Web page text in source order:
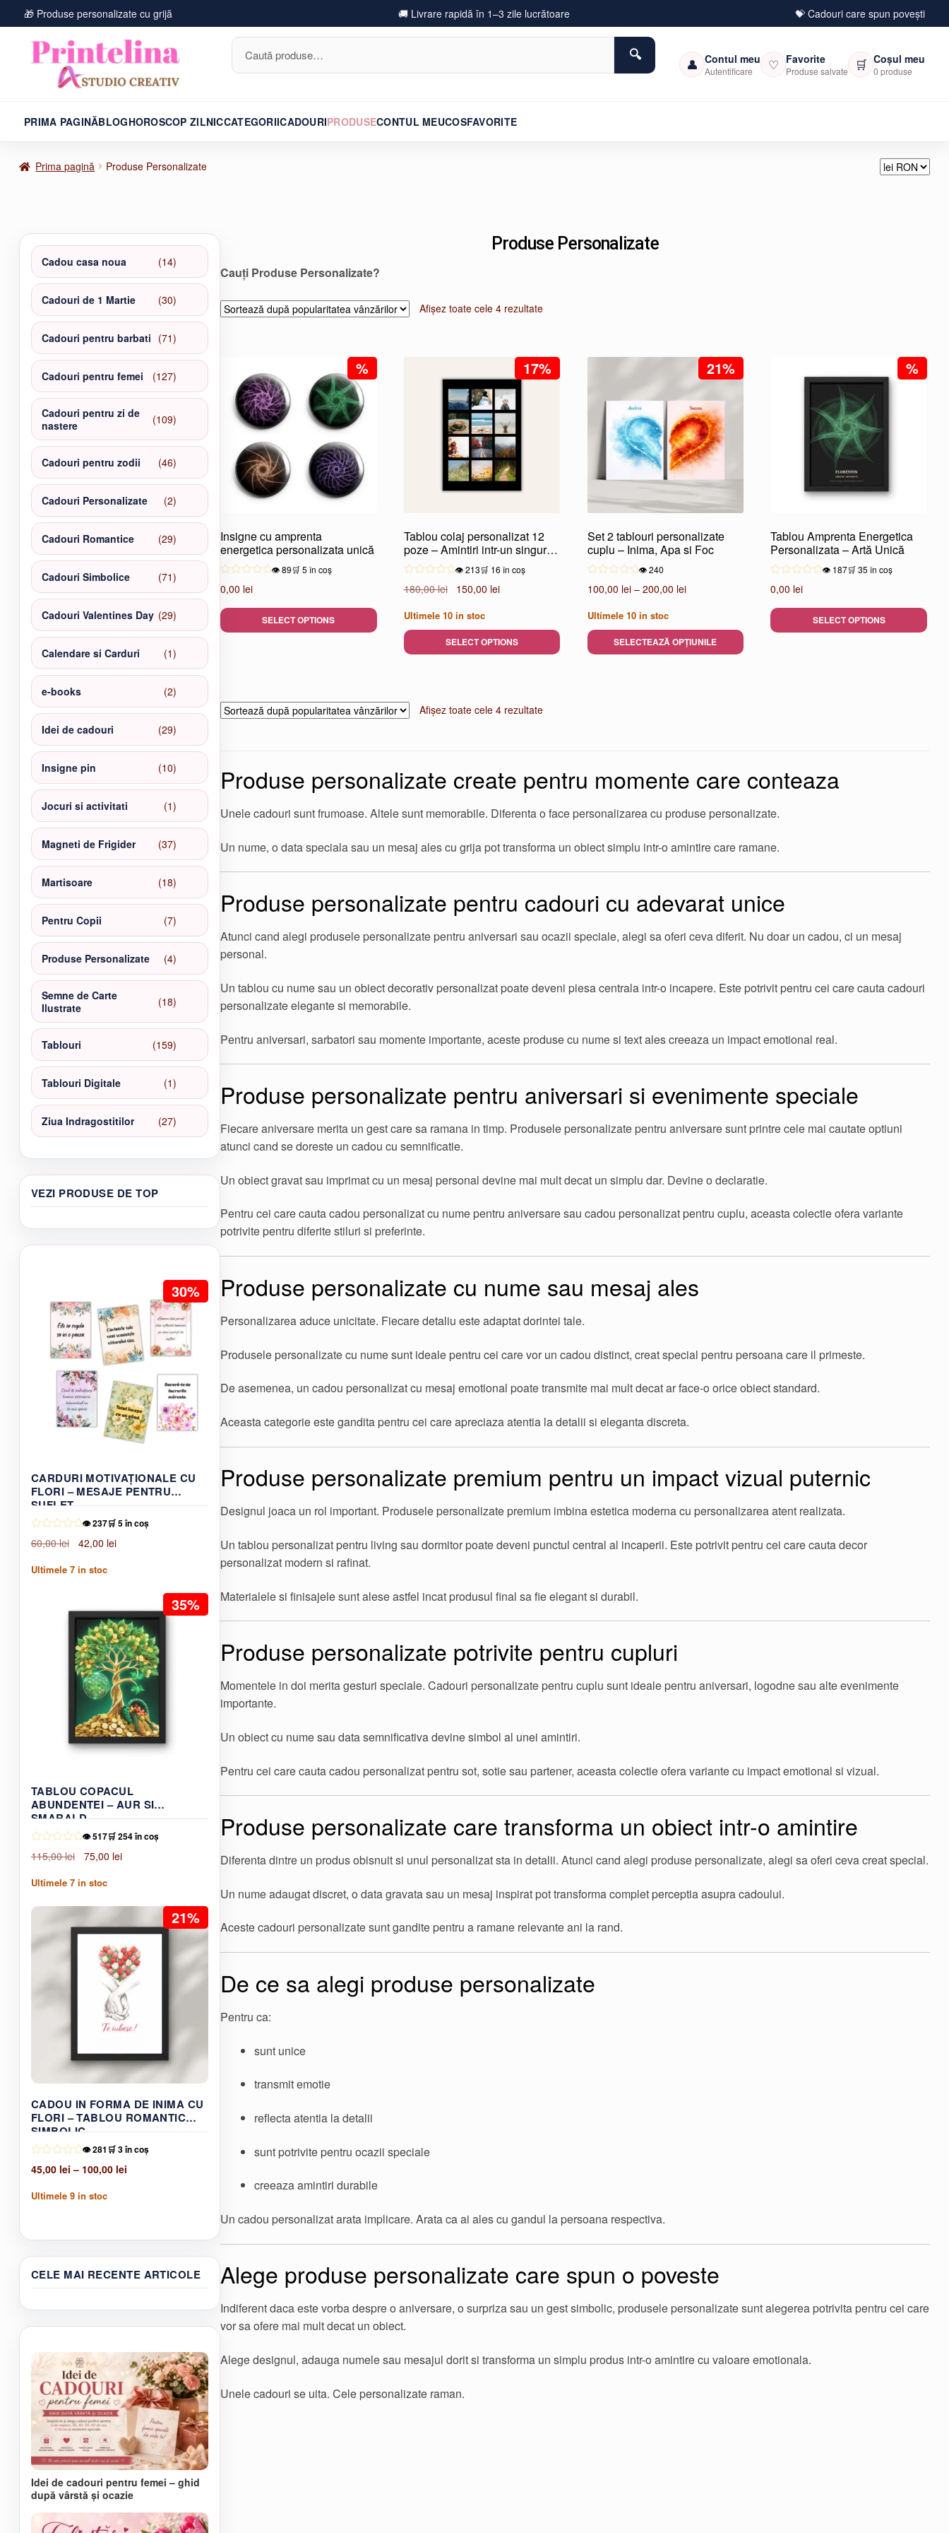
🎁 Produse personalizate cu grijă 🚚 Livrare rapidă în 1–3 zile lucrătoare 💝 Cadouri care spun povești
Caută
după:
👤 Contul meu
Autentificare ♡ Favorite
Produse salvate 🛒 Coșul meu
0 produse
PRIMA PAGINĂBLOGHOROSCOP ZILNICCATEGORIICADOURIPRODUSECONTUL MEUCOSFAVORITE
Prima pagină Produse Personalizate
Produse Personalizate
Cauți Produse Personalizate?
Afișez toate cele 4 rezultateSortat
%
Insigne cu amprenta
energetica personalizata unică
👁️ 89🛒 5 în coș
0,00 lei
SELECT OPTIONS
17%
Tablou colaj personalizat 12
poze – Amintiri intr-un singur
tablou
👁️ 213🛒 16 în coș
180,00lei
Prețul
a
150,00 leiPrețul
Ultimele 10in stoc
SELECT OPTIONS
21%
Set 2 tablouri personalizate
cuplu – Inima, Apa si Foc
👁️ 240
100,00 lei – 200,00 leiInterval
până
Ultimele 10in stoc
SELECTEAZĂ OPȚIUNILE
fi
în
produsului.
%
Tablou Amprenta Energetica
Personalizata – Artă Unică
👁️ 187🛒 35 în coș
0,00 lei
SELECT OPTIONS
Afișez toate cele 4 rezultateSortat
Produse personalizate create pentru momente care conteaza
Unele cadouri sunt frumoase. Altele sunt memorabile. Diferenta o face personalizarea cu produse personalizate.
Un nume, o data speciala sau un mesaj ales cu grija pot transforma un obiect simplu intr-o amintire care ramane.
Produse personalizate pentru cadouri cu adevarat unice
Atunci cand alegi produsele personalizate pentru aniversari sau ocazii speciale, alegi sa oferi ceva diferit. Nu doar un cadou, ci un mesaj
personal.
Un tablou cu nume sau un obiect decorativ personalizat poate deveni piesa centrala intr-o incapere. Este potrivit pentru cei care cauta cadouri
personalizate elegante si memorabile.
Pentru aniversari, sarbatori sau momente importante, aceste produse cu nume si text ales creeaza un impact emotional real.
Produse personalizate pentru aniversari si evenimente speciale
Fiecare aniversare merita un gest care sa ramana in timp. Produsele personalizate pentru aniversare sunt printre cele mai cautate optiuni
atunci cand se doreste un cadou cu semnificatie.
Un obiect gravat sau imprimat cu un mesaj personal devine mai mult decat un simplu dar. Devine o declaratie.
Pentru cei care cauta cadou personalizat cu nume pentru aniversare sau cadou personalizat pentru cuplu, aceasta colectie ofera variante
potrivite pentru diferite stiluri si preferinte.
Produse personalizate cu nume sau mesaj ales
Personalizarea aduce unicitate. Fiecare detaliu este adaptat dorintei tale.
Produsele personalizate cu nume sunt ideale pentru cei care vor un cadou distinct, creat special pentru persoana care il primeste.
De asemenea, un cadou personalizat cu mesaj emotional poate transmite mai mult decat ar face-o orice obiect standard.
Aceasta categorie este gandita pentru cei care apreciaza atentia la detalii si eleganta discreta.
Produse personalizate premium pentru un impact vizual puternic
Designul joaca un rol important. Produsele personalizate premium imbina estetica moderna cu personalizarea atent realizata.
Un tablou personalizat pentru living sau dormitor poate deveni punctul central al incaperii. Este potrivit pentru cei care cauta decor
personalizat modern si rafinat.
Materialele si finisajele sunt alese astfel incat produsul final sa fie elegant si durabil.
Produse personalizate potrivite pentru cupluri
Momentele in doi merita gesturi speciale. Cadouri personalizate pentru cuplu sunt ideale pentru aniversari, logodne sau alte evenimente
importante.
Un obiect cu nume sau data semnificativa devine simbol al unei amintiri.
Pentru cei care cauta cadou personalizat pentru sot, sotie sau partener, aceasta colectie ofera variante cu impact emotional si vizual.
Produse personalizate care transforma un obiect intr-o amintire
Diferenta dintre un produs obisnuit si unul personalizat sta in detalii. Atunci cand alegi produse personalizate, alegi sa oferi ceva creat special.
Un nume adaugat discret, o data gravata sau un mesaj inspirat pot transforma complet perceptia asupra cadoului.
Aceste cadouri personalizate sunt gandite pentru a ramane relevante ani la rand.
De ce sa alegi produse personalizate
Pentru ca:
sunt unice
transmit emotie
reflecta atentia la detalii
sunt potrivite pentru ocazii speciale
creeaza amintiri durabile
Un cadou personalizat arata implicare. Arata ca ai ales cu gandul la persoana respectiva.
Alege produse personalizate care spun o poveste
Indiferent daca este vorba despre o aniversare, o surpriza sau un gest simbolic, produsele personalizate sunt alegerea potrivita pentru cei care
vor sa ofere mai mult decat un obiect.
Alege designul, adauga numele sau mesajul dorit si transforma un simplu produs intr-o amintire cu valoare emotionala.
Unele cadouri se uita. Cele personalizate raman.
Cadou casa noua 1414
produse
Cadouri de 1 Martie
3030
de
produse
Cadouri pentru barbati 7171
de
produse
Cadouri pentru femei 127127
de
produse
Cadouri pentru zi de
nastere
109109
produse
Cadouri pentru zodii
4646
de
produse
Cadouri Personalizate 22
produse
Cadouri Romantice
2929
de
produse
Cadouri Simbolice 7171
de
produse
Cadouri Valentines Day 2929
de
produse
Calendare si Carduri 11
produs
e-books
22
produse
Idei de cadouri
2929
de
produse
Insigne pin 1010
produse
Jocuri si activitati
11
produs
Magneti de Frigider
3737
de
produse
Martisoare 1818
produse
Pentru Copii
77
produse
Produse Personalizate
44
produse
Semne de Carte
Ilustrate
1818
produse
Tablouri
159159
de
produse
Tablouri Digitale 11
produs
Ziua Indragostitilor
2727
de
VEZI PRODUSE DE TOP
30%
CARDURI MOTIVAȚIONALE CU
FLORI – MESAJE PENTRU
SUFLET
👁️ 237🛒 5 în coș
60,00lei
Prețul
a
42,00 leiPrețul
Ultimele 7in stoc
35%
TABLOU COPACUL
ABUNDENTEI – AUR SI
SMARALD
👁️ 517🛒 254 în coș
115,00lei
Prețul
a
75,00 leiPrețul
Ultimele 7in stoc
21%
CADOU IN FORMA DE INIMA CU
FLORI – TABLOU ROMANTIC
SIMBOLIC
👁️ 281 🛒 3 în coș
45,00 lei – 100,00 leiInterval
100,00 lei
Ultimele 9in stoc
variații.
Opțiunile
alese
pagina
produsului.
CELE MAI RECENTE ARTICOLE
Idei de cadouri pentru femei – ghid
după vârstă și ocazie